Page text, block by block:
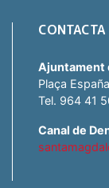
CONTACTA
Ajuntament
Plaça
Tel. 964 41
Canal de